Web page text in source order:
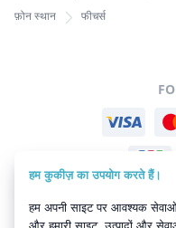
फ़ोन स्थान
फीचर्स
हम कुकीज़ का उपयोग करते हैं।
हम अपनी साइट पर आवश्यक